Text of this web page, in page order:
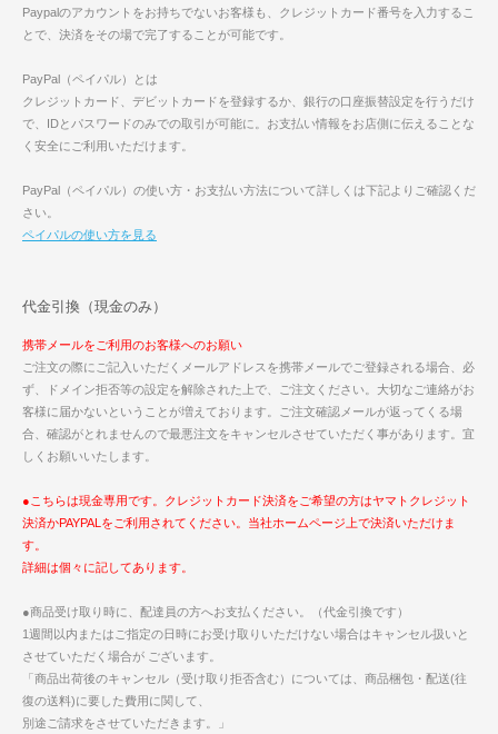
Paypalのアカウントをお持ちでないお客様も、クレジットカード番号を入力するこ
とで、決済をその場で完了することが可能です。
PayPal（ペイパル）とは
クレジットカード、デビットカードを登録するか、銀行の口座振替設定を行うだけ
で、IDとパスワードのみでの取引が可能に。お支払い情報をお店側に伝えることな
く安全にご利用いただけます。
PayPal（ペイパル）の使い方・お支払い方法について詳しくは下記よりご確認くだ
さい。
ペイパルの使い方を見る
代金引換（現金のみ）
携帯メールをご利用のお客様へのお願い
ご注文の際にご記入いただくメールアドレスを携帯メールでご登録される場合、必
ず、ドメイン拒否等の設定を解除された上で、ご注文ください。大切なご連絡がお
客様に届かないということが増えております。ご注文確認メールが返ってくる場
合、確認がとれませんので最悪注文をキャンセルさせていただく事があります。宜
しくお願いいたします。
●こちらは現金専用です。クレジットカード決済をご希望の方はヤマトクレジット
決済かPAYPALをご利用されてください。当社ホームページ上で決済いただけま
す。
詳細は個々に記してあります。
●商品受け取り時に、配達員の方へお支払ください。（代金引換です）
1週間以内またはご指定の日時にお受け取りいただけない場合はキャンセル扱いと
させていただく場合が ございます。
「商品出荷後のキャンセル（受け取り拒否含む）については、商品梱包・配送(往
復の送料)に要した費用に関して、
別途ご請求をさせていただきます。」